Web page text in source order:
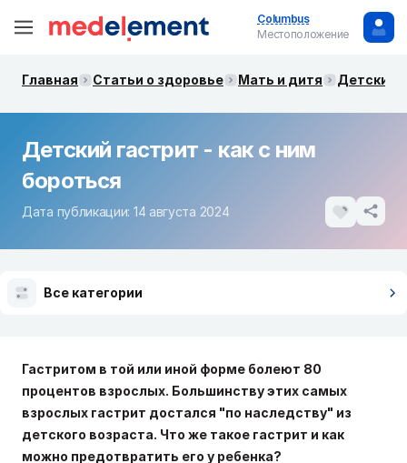
Columbus
Местоположение
Главная Статьи о здоровье Мать и дитя Детские
Детский гастрит - как с ним
бороться
Дата публикации: 14 августа 2024
Все категории
Гастритом в той или иной форме болеют 80
процентов взрослых. Большинству этих самых
взрослых гастрит достался "по наследству" из
детского возраста. Что же такое гастрит и как
можно предотвратить его у ребенка?